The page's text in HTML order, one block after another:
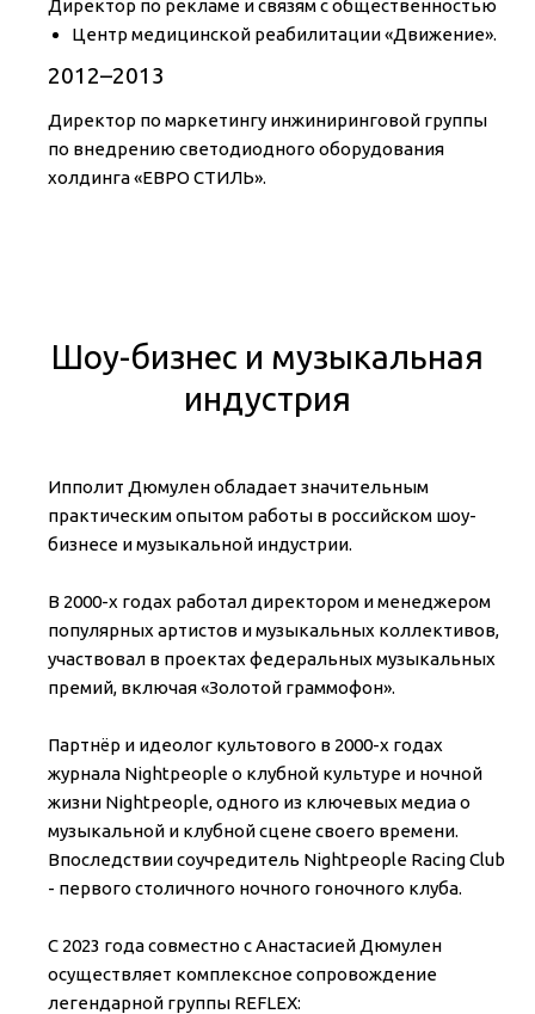
Директор по рекламе и связям с общественностью
Центр медицинской реабилитации «Движение».
2012–2013
Директор по маркетингу инжиниринговой группы
по внедрению светодиодного оборудования
холдинга «ЕВРО СТИЛЬ».
Шоу-бизнес и музыкальная
индустрия
Ипполит Дюмулен обладает значительным
практическим опытом работы в российском шоу-
бизнесе и музыкальной индустрии.
В 2000-х годах работал директором и менеджером
популярных артистов и музыкальных коллективов,
участвовал в проектах федеральных музыкальных
премий, включая «Золотой граммофон».
Партнёр и идеолог культового в 2000-х годах
журнала Nightpeople о клубной культуре и ночной
жизни Nightpeople, одного из ключевых медиа о
музыкальной и клубной сцене своего времени.
Впоследствии соучредитель Nightpeople Racing Club
- первого столичного ночного гоночного клуба.
С 2023 года совместно с Анастасией Дюмулен
осуществляет комплексное сопровождение
легендарной группы REFLEX: